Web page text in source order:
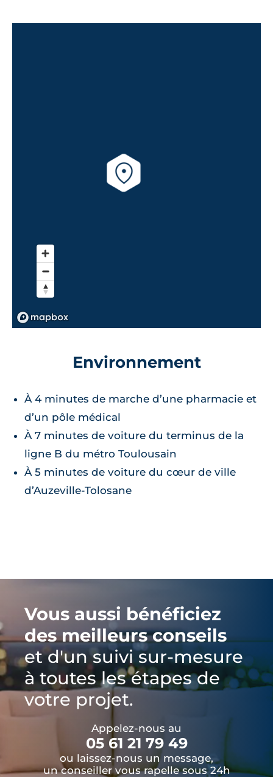
Environnement
À 4 minutes de marche d’une pharmacie et
d’un pôle médical
À 7 minutes de voiture du terminus de la
ligne B du métro Toulousain
À 5 minutes de voiture du cœur de ville
d’Auzeville-Tolosane
Vous aussi bénéficiez
des meilleurs conseils
et d'un suivi sur-mesure
à toutes les étapes de
votre projet.
Appelez-nous au
05 61 21 79 49
ou laissez-nous un message,
un conseiller vous rapelle sous 24h